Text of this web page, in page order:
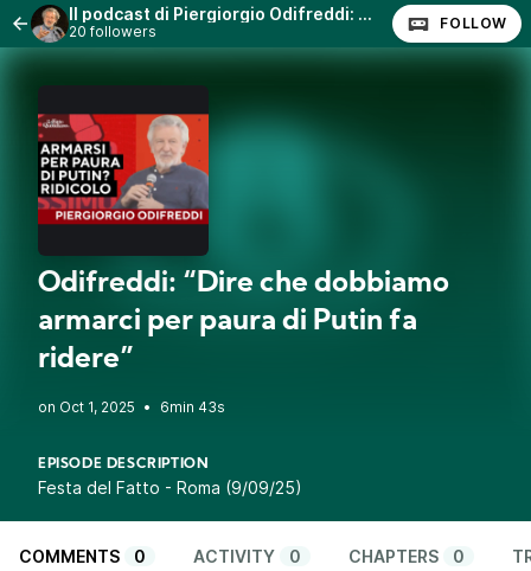
Il podcast di Piergiorgio Odifreddi: Lezioni e Conferenze.
20 followers FOLLOW
Odifreddi: “Dire che dobbiamo
armarci per paura di Putin fa
ridere”
• 6min 43s
EPISODE DESCRIPTION
Festa del Fatto - Roma (9/09/25)
COMMENTS 0 ACTIVITY 0 CHAPTERS 0